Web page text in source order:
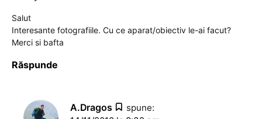
Salut
Interesante fotografiile. Cu ce aparat/obiectiv le-ai facut?
Merci si bafta
Răspunde
A.Dragos
spune: